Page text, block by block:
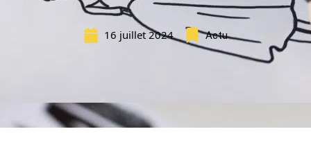
16 juillet 2024 Actu